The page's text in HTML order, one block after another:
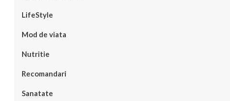
LifeStyle
Mod de viata
Nutritie
Recomandari
Sanatate